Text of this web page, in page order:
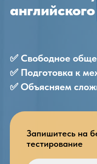
✅ Свободное
✅ Подготовка к
✅ Объясняем
Запишитесь на
тестирование